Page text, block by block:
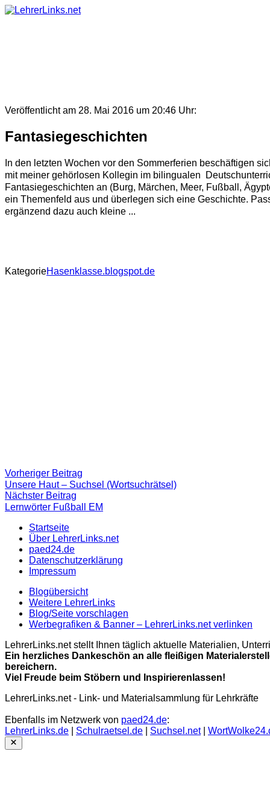
Skip
Veröffentlicht am 28. Mai 2016 um 20:46 Uhr:
Fantasiegeschichten
In den letzten Wochen vor den Sommerferien beschäftigen
mit meiner gehörlosen Kollegin im bilingualen
Fantasiegeschichten an (Burg, Märchen, Meer, Fußball,
ein Themenfeld aus und überlegen sich eine Geschichte.
ergänzend dazu auch kleine ...
KategorieHasenklasse.blogspot.de
Beitragsnavigation
Vorheriger Beitrag
Beitrag:
Unsere Haut – Suchsel (Wortsuchrätsel)
Nächster Beitrag
Beitrag
Lernwörter Fußball EM
Startseite
Über LehrerLinks.net
paed24.de
Datenschutzerklärung
Impressum
Blogübersicht
Weitere LehrerLinks
Blog/Seite vorschlagen
Werbegrafiken & Banner – LehrerLinks.net verlinken
LehrerLinks.net stellt Ihnen täglich aktuelle Materialien,
Ein herzliches Dankeschön an alle fleißigen
bereichern.
Viel Freude beim Stöbern und Inspirierenlassen!
LehrerLinks.net - Link- und Materialsammlung für Lehrkräfte
Ebenfalls im Netzwerk von paed24.de:
LehrerLinks.de
Schulraetsel.de Suchsel.net|
Close